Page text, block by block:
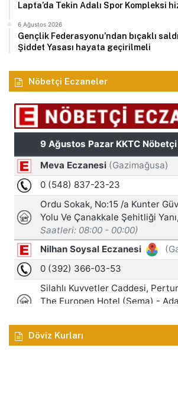
Lapta’da Tekin Adalı Spor Kompleksi
6 Ağustos 2026
Gençlik Federasyonu’ndan bıçaklı
Şiddet Yasası hayata geçirilmeli
Nöbetçi Eczaneler
Döviz Kurları